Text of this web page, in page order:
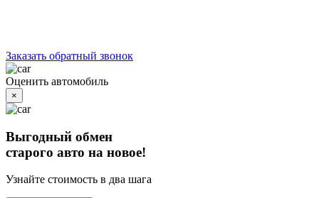
Заказать обратный звонок
Оценить автомобиль
×
Выгодный обмен
старого авто на новое!
Узнайте стоимость в два шага